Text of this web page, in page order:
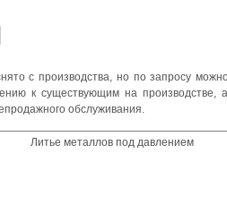
с производства, но по запросу
к существующим на производстве,
обслуживания.
Литье металлов под давлением